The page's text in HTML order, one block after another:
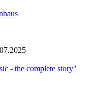
- the complete story"